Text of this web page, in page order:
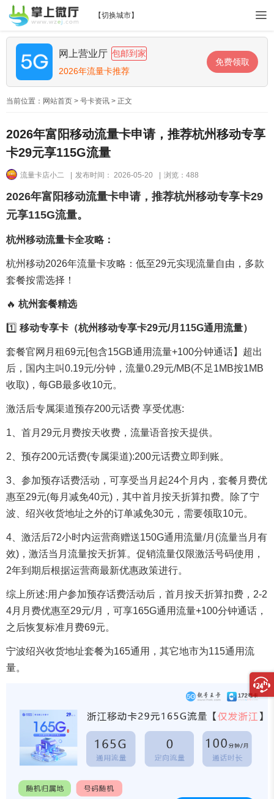
【切换城市】
网上营业厅 包邮到家
2026年流量卡推荐
免费领取
当前位置： 网站首页 > 号卡资讯 > 正文
2026年富阳移动流量卡申请，推荐杭州移动专享
卡29元享115G流量
流量卡店小二 发布时间： 2026-05-20 浏览：488
2026年富阳移动流量卡申请，推荐杭州移动专享卡29
元享115G流量。
杭州移动流量卡全攻略：
杭州移动2026年流量卡攻略：低至29元实现流量自由，多款
套餐按需选择！
🔥 杭州套餐精选
1️⃣ 移动专享卡（杭州移动专享卡29元/月115G通用流量）
套餐官网月租69元[包含15GB通用流量+100分钟通话】超出
后，国内主叫0.19元/分钟，流量0.29元/MB(不足1MB按1MB
收取)，每GB最多收10元。
激活后专属渠道预存200元话费 享受优惠:
1、首月29元月费按天收费，流量语音按天提供。
2、预存200元话费(专属渠道):200元话费立即到账。
3、参加预存话费活动，可享受当月起24个月内，套餐月费优
惠至29元(每月减免40元)，其中首月按天折算扣费。除了宁
波、绍兴收货地址之外的订单减免30元，需要领取10元。
4、激活后72小时内运营商赠送150G通用流量/月(流量当月有
效)，激活当月流量按天折算。促销流量仅限激活号码使用，
2年到期后根据运营商最新优惠政策进行。
综上所述:用户参加预存话费活动后，首月按天折算扣费，2-2
4月月费优惠至29元/月，可享165G通用流量+100分钟通话，
之后恢复标准月费69元。
宁波绍兴收货地址套餐为165通用，其它地市为115通用流
量。